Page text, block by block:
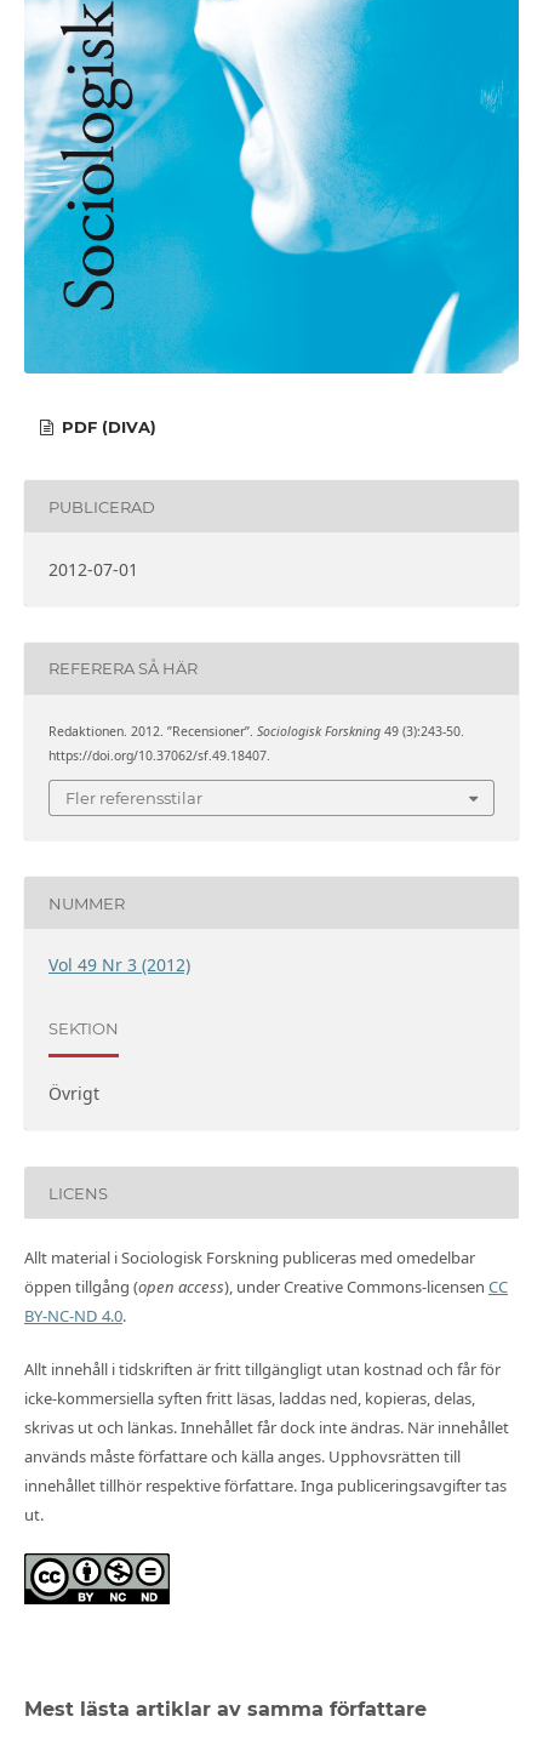
PDF (DIVA)
PUBLICERAD
2012-07-01
REFERERA SÅ HÄR
Redaktionen. 2012. ”Recensioner”. Sociologisk Forskning49 (3):243-50.
https://doi.org/10.37062/sf.49.18407.
Fler referensstilar
NUMMER
Vol 49 Nr 3 (2012)
SEKTION
Övrigt
LICENS
Allt material i Sociologisk Forskning publiceras med omedelbar
öppen tillgång (open access), under Creative Commons-licensen CC
BY-NC-ND 4.0.
Allt innehåll i tidskriften är fritt tillgängligt utan kostnad och får för
icke-kommersiella syften fritt läsas, laddas ned, kopieras, delas,
skrivas ut och länkas. Innehållet får dock inte ändras. När innehållet
används måste författare och källa anges. Upphovsrätten till
innehållet tillhör respektive författare. Inga publiceringsavgifter tas
ut.
Mest lästa artiklar av samma författare